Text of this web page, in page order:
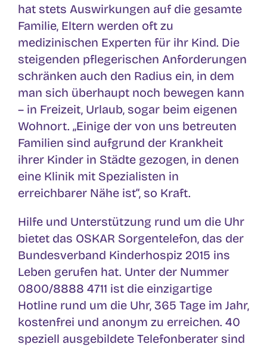
hat stets Auswirkungen auf die gesamte
Familie, Eltern werden oft zu
medizinischen Experten für ihr Kind. Die
steigenden pflegerischen Anforderungen
schränken auch den Radius ein, in dem
man sich überhaupt noch bewegen kann
– in Freizeit, Urlaub, sogar beim eigenen
Wohnort. „Einige der von uns betreuten
Familien sind aufgrund der Krankheit
ihrer Kinder in Städte gezogen, in denen
eine Klinik mit Spezialisten in
erreichbarer Nähe ist“, so Kraft.
Hilfe und Unterstützung rund um die Uhr
bietet das OSKAR Sorgentelefon, das der
Bundesverband Kinderhospiz 2015 ins
Leben gerufen hat. Unter der Nummer
0800/8888 4711 ist die einzigartige
Hotline rund um die Uhr, 365 Tage im Jahr,
kostenfrei und anonym zu erreichen. 40
speziell ausgebildete Telefonberater sind